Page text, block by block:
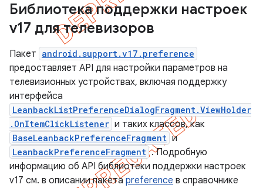
Библиотека поддержки настроек
v17 для телевизоров
Пакет android.support.v17.preference
предоставляет API для настройки параметров на
телевизионных устройствах, включая поддержку
интерфейса
LeanbackListPreferenceDialogFragment.ViewHolder
.OnItemClickListener и таких классов, как
BaseLeanbackPreferenceFragment и
LeanbackPreferenceFragment . Подробную
информацию об API библиотеки поддержки настроек
v17 см. в описании пакета preference в справочнике